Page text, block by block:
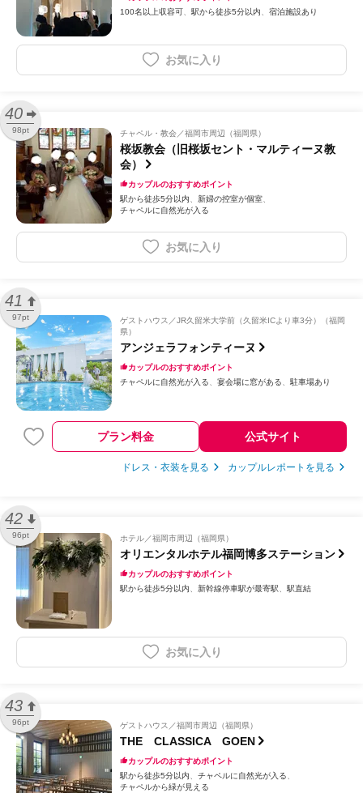
100名以上収容可
駅から徒歩5分以内 宿泊施設あり
お気に入り
40
98pt チャペル・教会 福岡市周辺（福岡県）
桜坂教会（旧桜坂セント・マルティーヌ教
会）
カップルのおすすめポイント
駅から徒歩5分以内
新婦の控室が個室
チャペルに自然光が入る
お気に入り
41
97pt ゲストハウス
JR久留米大学前（久留米ICより車3分）（福岡
県）
アンジェラフォンティーヌ
カップルのおすすめポイント
チャペルに自然光が入る
宴会場に窓がある 駐車場あり
プラン料金 公式サイト
ドレス・衣装を見る カップルレポートを見る
42
96pt ホテル 福岡市周辺（福岡県）
オリエンタルホテル福岡博多ステーション
カップルのおすすめポイント
駅から徒歩5分以内
新幹線停車駅が最寄駅 駅直結
お気に入り
43
96pt ゲストハウス 福岡市周辺（福岡県）
THE CLASSICA GOEN
カップルのおすすめポイント
駅から徒歩5分以内
チャペルに自然光が入る
チャペルから緑が見える